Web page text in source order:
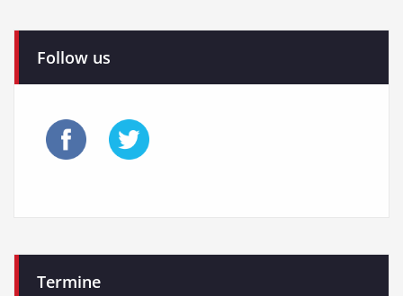
Follow us
Termine